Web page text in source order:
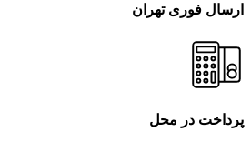
ارسال فوری تهران
پرداخت در محل